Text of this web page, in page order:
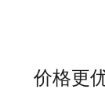
价格更